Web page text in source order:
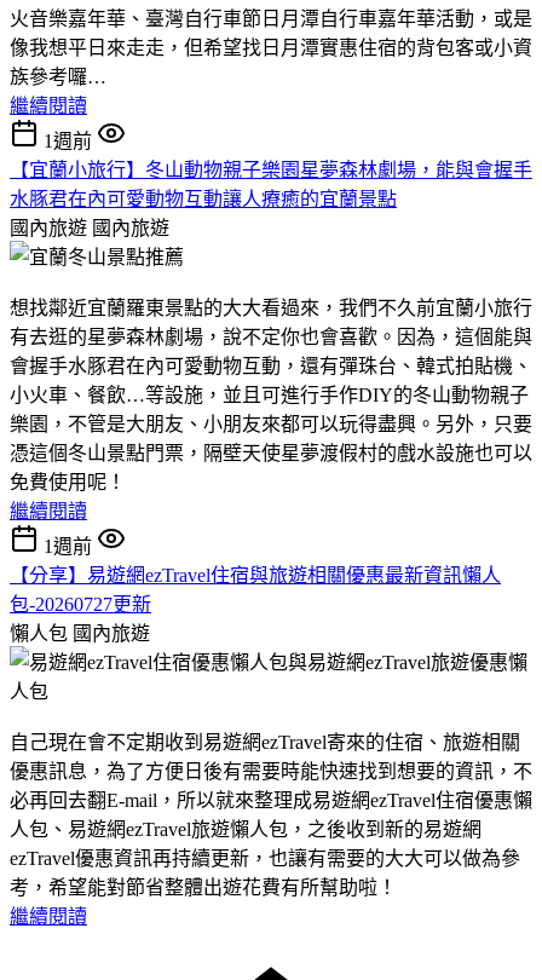
火音樂嘉年華、臺灣自行車節日月潭自行車嘉年華活動，或是
像我想平日來走走，但希望找日月潭實惠住宿的背包客或小資
族參考囉…
繼續閱讀
1週前
【宜蘭小旅行】冬山動物親子樂園星夢森林劇場，能與會握手
水豚君在內可愛動物互動讓人療癒的宜蘭景點
國內旅遊 國內旅遊
想找鄰近宜蘭羅東景點的大大看過來，我們不久前宜蘭小旅行
有去逛的星夢森林劇場，說不定你也會喜歡。因為，這個能與
會握手水豚君在內可愛動物互動，還有彈珠台、韓式拍貼機、
小火車、餐飲…等設施，並且可進行手作DIY的冬山動物親子
樂園，不管是大朋友、小朋友來都可以玩得盡興。另外，只要
憑這個冬山景點門票，隔壁天使星夢渡假村的戲水設施也可以
免費使用呢！
繼續閱讀
1週前
【分享】易遊網ezTravel住宿與旅遊相關優惠最新資訊懶人
包-20260727更新
懶人包 國內旅遊
自己現在會不定期收到易遊網ezTravel寄來的住宿、旅遊相關
優惠訊息，為了方便日後有需要時能快速找到想要的資訊，不
必再回去翻E-mail，所以就來整理成易遊網ezTravel住宿優惠懶
人包、易遊網ezTravel旅遊懶人包，之後收到新的易遊網
ezTravel優惠資訊再持續更新，也讓有需要的大大可以做為參
考，希望能對節省整體出遊花費有所幫助啦！
繼續閱讀